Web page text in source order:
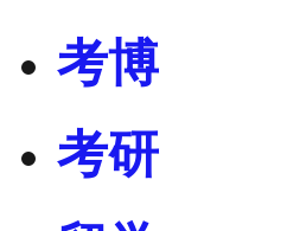
考博
考研